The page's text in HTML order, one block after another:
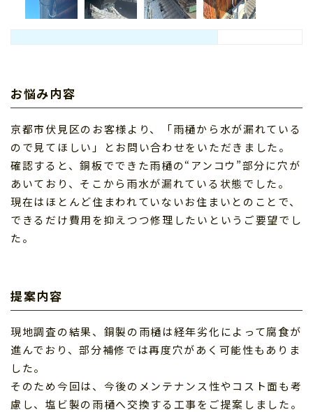
お悩み内容
京都市伏見区のお客様より、「雨樋から水が漏れている
ので見てほしい」とお問い合わせをいただきました。
確認すると、銅板でできた雨樋の“アンコウ”部分に穴が
あいており、そこから雨水が漏れている状態でした。
現在はほとんど住まわれていないお住まいとのことで、
できるだけ費用を抑えつつ修理したいというご要望でし
た。
提案内容
現地調査の結果、銅製の雨樋は経年劣化によって腐食が
進んでおり、部分補修では再度穴があく可能性もありま
した。
そのため今回は、今後のメンテナンス性やコスト面も考
慮し、塩ビ製の雨樋へ交換する工事をご提案しました。